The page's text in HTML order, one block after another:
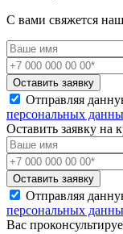
С вами свяжется
Оставить заявку
Отправляя
персональных
Оставить заявку на
Оставить заявку
Отправляя
персональных
Вас